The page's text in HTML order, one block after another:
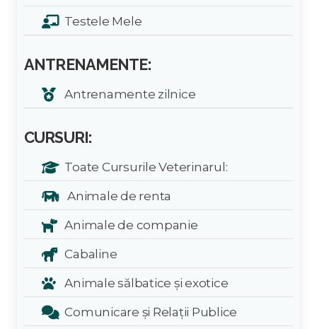
Testele Mele
ANTRENAMENTE:
Antrenamente zilnice
CURSURI:
Toate Cursurile Veterinarul:
Animale de renta
Animale de companie
Cabaline
Animale sălbatice și exotice
Comunicare și Relații Publice